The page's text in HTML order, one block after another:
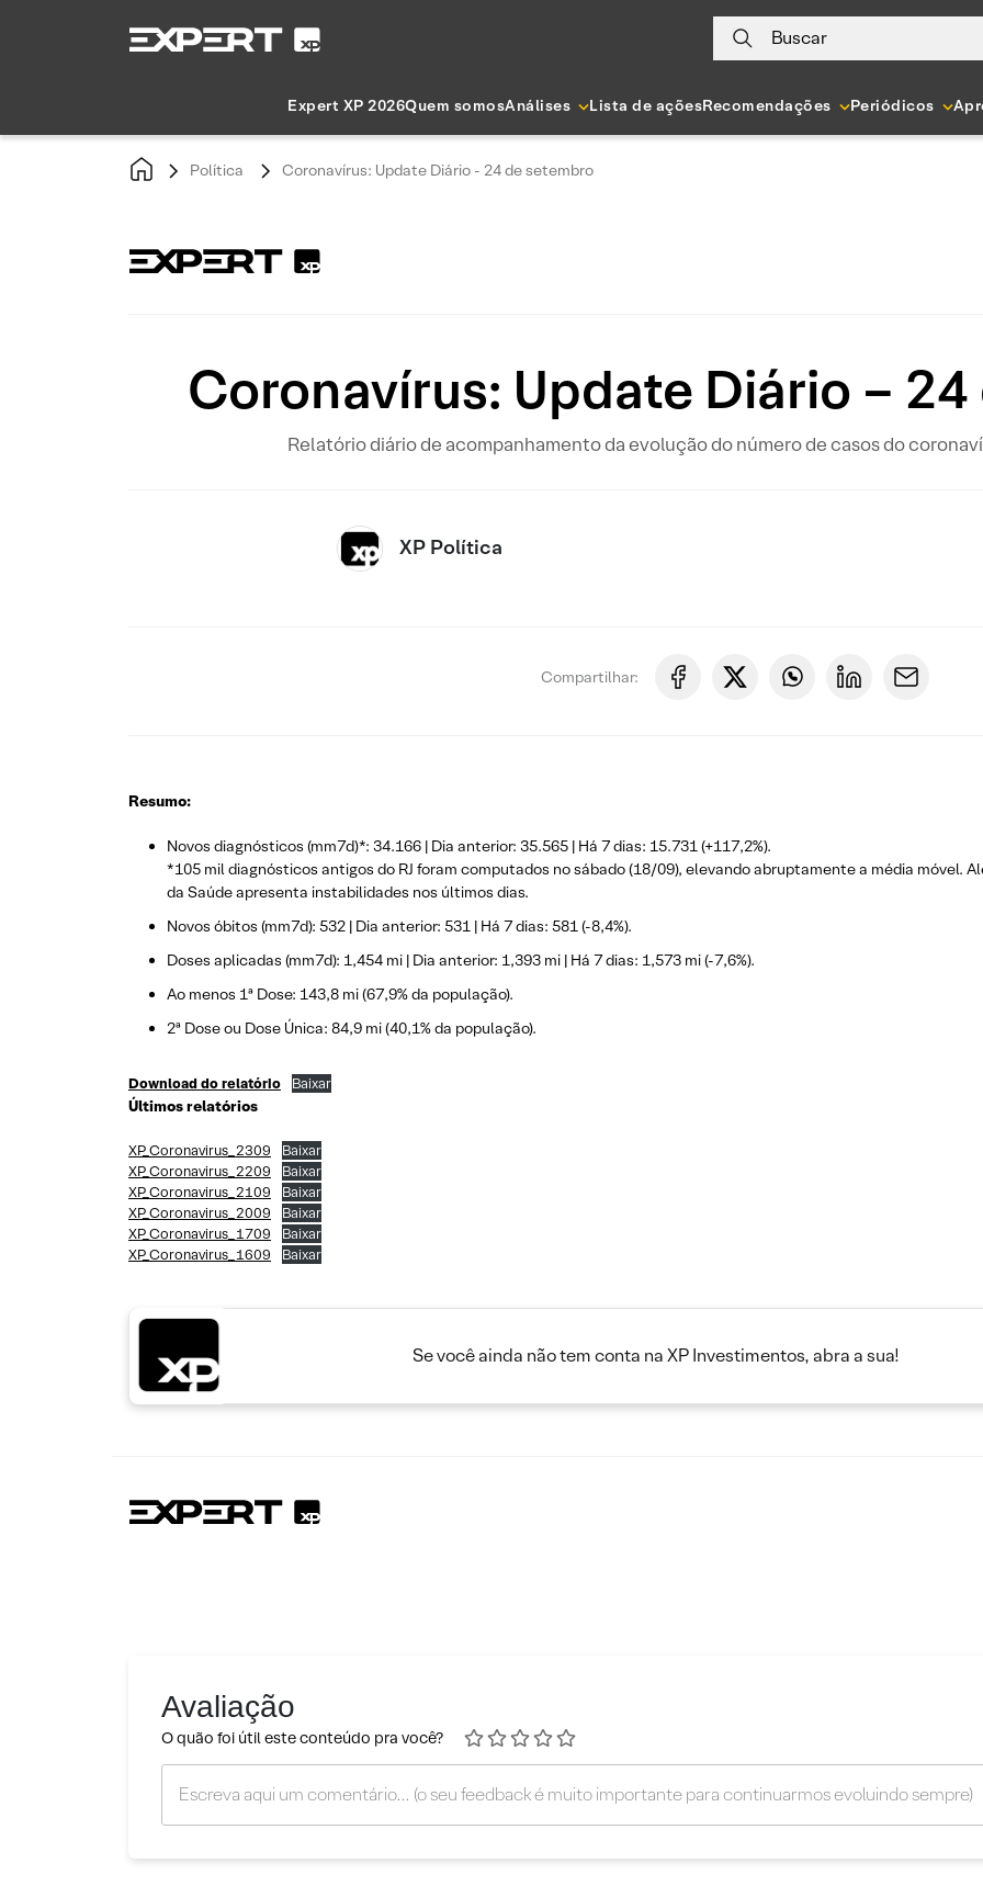
Buscar
Expert XP 2026Quem somosAnálises Lista de açõesRecomendações Periódicos
Política Coronavírus: Update Diário - 24 de setembro
Coronavírus: Update Diário –
Relatório diário de acompanhamento da evolução do número de casos do
XP Política
Compartilhar:
Resumo:
Novos diagnósticos (mm7d)*: 34.166 | Dia anterior: 35.565 | Há 7 dias: 15.731 (+117,2%).
*105 mil diagnósticos antigos do RJ foram computados no sábado (18/09), elevando abruptamente a média móvel.
da Saúde apresenta instabilidades nos últimos dias.
Novos óbitos (mm7d): 532 | Dia anterior: 531 | Há 7 dias: 581 (-8,4%).
Doses aplicadas (mm7d): 1,454 mi | Dia anterior: 1,393 mi | Há 7 dias: 1,573 mi (-7,6%).
Ao menos 1ª Dose: 143,8 mi (67,9% da população).
2ª Dose ou Dose Única: 84,9 mi (40,1% da população).
Download do relatório Baixar
Últimos relatórios
XP_Coronavirus_2309
Baixar
XP_Coronavirus_2209
Baixar
XP_Coronavirus_2109
Baixar
XP_Coronavirus_2009
Baixar
XP_Coronavirus_1709
Baixar
XP_Coronavirus_1609
Baixar
Se você ainda não tem conta na XP Investimentos, abra a sua!
Avaliação
O quão foi útil este conteúdo pra você?